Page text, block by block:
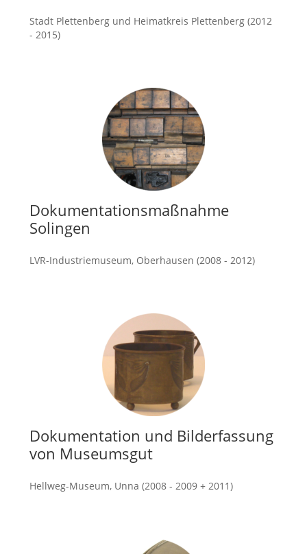
Stadt Plettenberg und Heimatkreis Plettenberg (2012
- 2015)
Dokumentationsmaßnahme
Solingen
LVR-Industriemuseum, Oberhausen (2008 - 2012)
Dokumentation und Bilderfassung
von Museumsgut
Hellweg-Museum, Unna (2008 - 2009 + 2011)